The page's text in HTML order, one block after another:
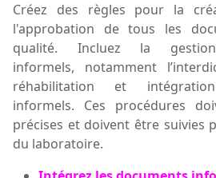
Créez des règles pour la
l'approbation de tous les
qualité. Incluez la
informels, notamment
réhabilitation et
informels. Ces procédures
précises et doivent être suivies
du laboratoire.